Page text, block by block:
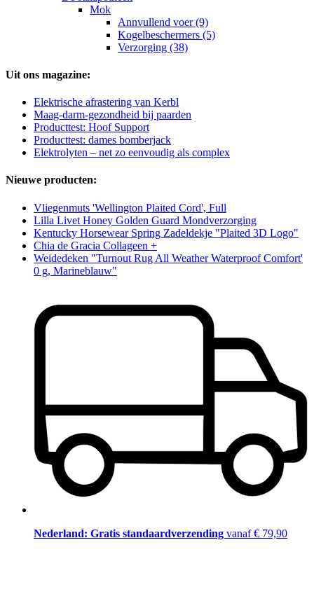
Mok
Annvullend voer (9)
Kogelbeschermers (5)
Verzorging (38)
Uit ons magazine:
Elektrische afrastering van Kerbl
Maag-darm-gezondheid bij paarden
Producttest: Hoof Support
Producttest: dames bomberjack
Elektrolyten – net zo eenvoudig als complex
Nieuwe producten:
Vliegenmuts 'Wellington Plaited Cord', Full
Lilla Livet Honey Golden Guard Mondverzorging
Kentucky Horsewear Spring Zadeldekje "Plaited 3D Logo"
Chia de Gracia Collageen +
Weidedeken "Turnout Rug All Weather Waterproof Comfort'
0 g, Marineblauw"
Nederland: Gratis standaardverzending vanaf € 79,90